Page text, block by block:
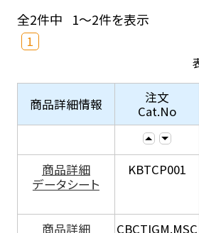
全2件中 1～2件を表示
1
商品詳細情報
注文
Cat.No
商品詳細
データシート
KBTCP001
商品詳細
CBCTIGM.MSC